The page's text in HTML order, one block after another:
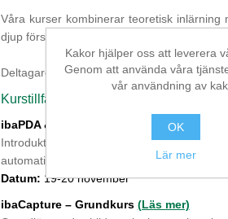
Våra kurser kombinerar teoretisk
djup förståelse för både dina behov och de
Deltagare tilldelas certifikat vid avslutad och
Kurstillfällen hösten 2024
ibaPDA & ibaAnalyzer – Grundkurs
Introduktion till iba, processdataanalys,
automatisk databehandling.
Datum: 19-20 november
ibaCapture – Grundkurs (Läs mer)
Kakor hjälper oss att leverera
Genom att använda våra
vår användning av
OK
Lär mer